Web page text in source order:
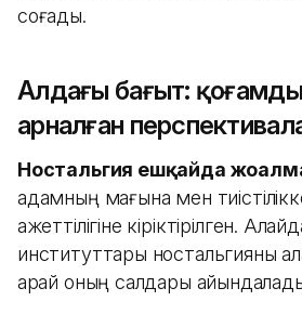
соғады.
Алдағы бағыт:
арналған
Ностальгия ешқайда
адамның мағына мен
қажеттілігіне кіріктірілген.
институттары ностальгияны
қарай оның салдары